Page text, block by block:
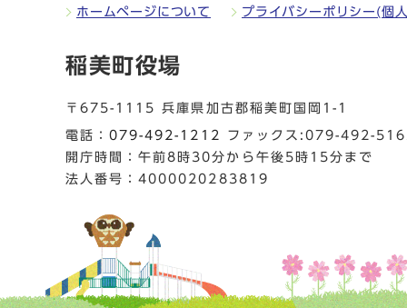
ホームページについて プライバシーポリシー(個
稲美町役場
〒675-1115 兵庫県加古郡稲美町国岡1-1
電話：079-492-1212
ファックス:079-492-
開庁時間：午前8時30分から午後5時15分まで
法人番号：4000020283819